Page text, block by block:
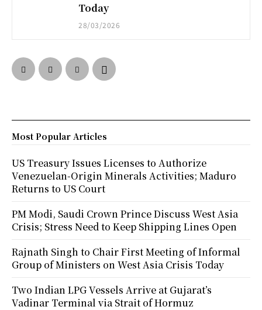
Today
28/03/2026
Most Popular Articles
US Treasury Issues Licenses to Authorize
Venezuelan-Origin Minerals Activities; Maduro
Returns to US Court
PM Modi, Saudi Crown Prince Discuss West Asia
Crisis; Stress Need to Keep Shipping Lines Open
Rajnath Singh to Chair First Meeting of Informal
Group of Ministers on West Asia Crisis Today
Two Indian LPG Vessels Arrive at Gujarat’s
Vadinar Terminal via Strait of Hormuz